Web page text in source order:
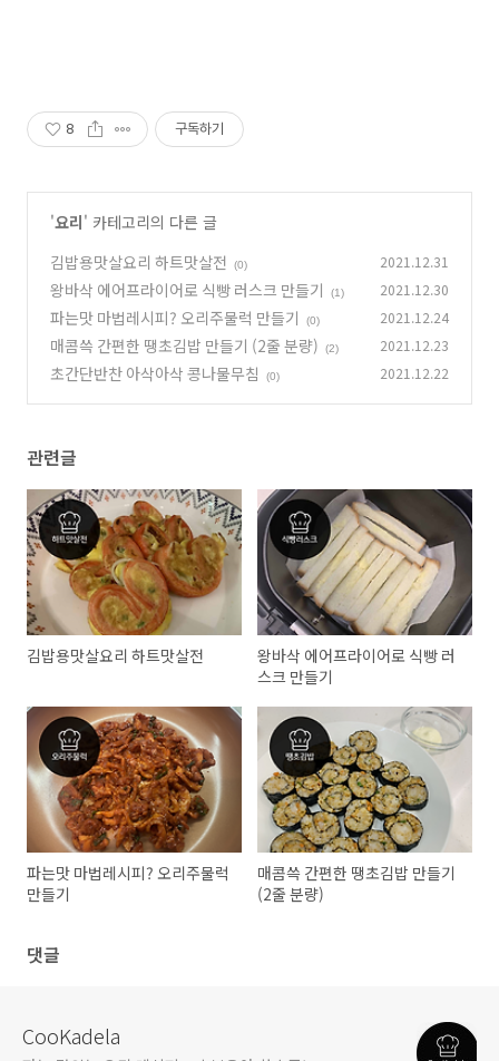
8 구독하기
'요리' 카테고리의 다른 글
김밥용맛살요리 하트맛살전
(0) 2021.12.31
왕바삭 에어프라이어로 식빵 러스크 만들기 (1) 2021.12.30
파는맛 마법레시피? 오리주물럭 만들기 (0) 2021.12.24
매콤쓱 간편한 땡초김밥 만들기 (2줄 분량) (2) 2021.12.23
초간단반찬 아삭아삭 콩나물무침 (0) 2021.12.22
관련글
김밥용맛살요리 하트맛살전
왕바삭 에어프라이어로 식빵 러
스크 만들기
파는맛 마법레시피? 오리주물럭
만들기
매콤쓱 간편한 땡초김밥 만들기
(2줄 분량)
댓글
CooKadela